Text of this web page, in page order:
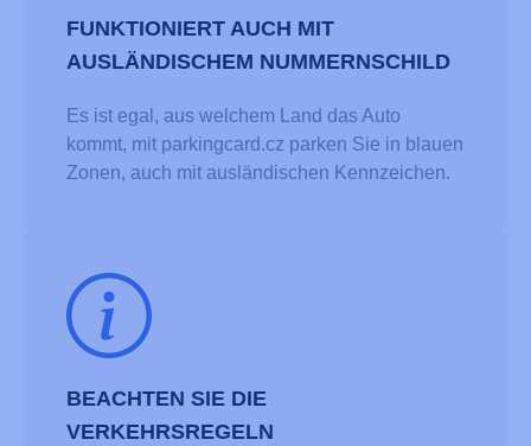
FUNKTIONIERT AUCH MIT
AUSLÄNDISCHEM NUMMERNSCHILD
Es ist egal, aus welchem Land das Auto
kommt, mit parkingcard.cz parken Sie in blauen
Zonen, auch mit ausländischen Kennzeichen.
BEACHTEN SIE DIE
VERKEHRSREGELN